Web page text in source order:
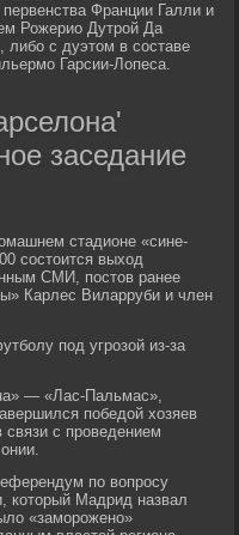
Франции Галли и
Рожерио Дутрой Да
с дуэтом в составе
Гарсии-Лопеса.
заседание
стадионе «сине-
состоится выход
СМИ, постов ранее
Карлес Виларруби и член
под угрозой из-за
— «Лас-Пальмас»,
победой хозяев
с проведением
по вопросу
который Мадрид назвал
«заморожено»